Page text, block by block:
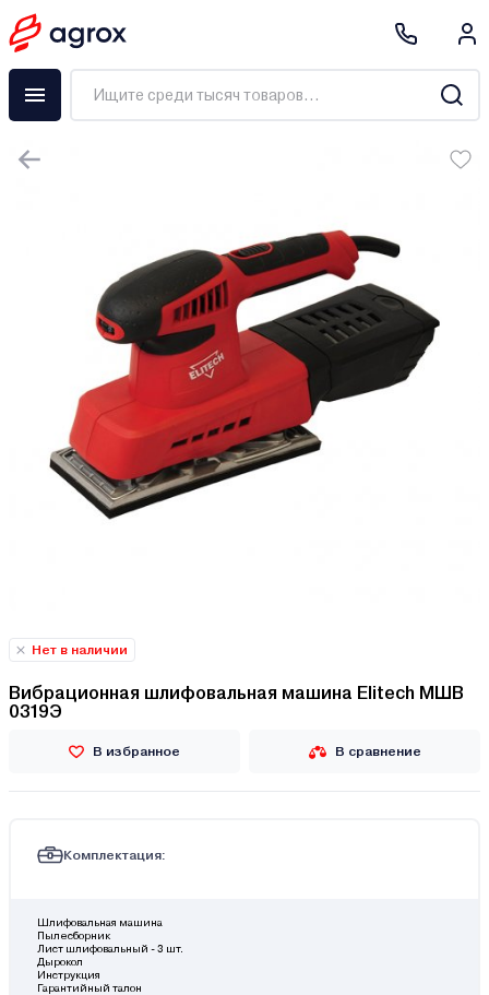
Нет в наличии
Вибрационная шлифовальная машина Elitech МШВ
0319Э
В избранное В сравнение
Комплектация:
Шлифовальная машина
Пылесборник
Лист шлифовальный - 3 шт.
Дырокол
Инструкция
Гарантийный талон